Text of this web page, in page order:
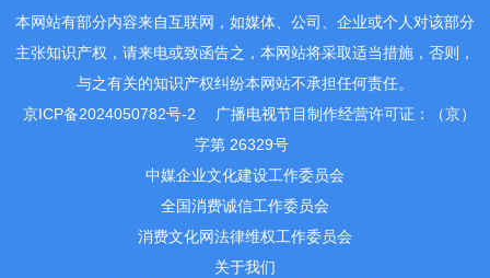
本网站有部分内容来自互联网，如媒体、公司、企业或个人对该部分
主张知识产权，请来电或致函告之，本网站将采取适当措施，否则，
与之有关的知识产权纠纷本网站不承担任何责任。
京ICP备2024050782号-2
广播电视节目制作经营许可证：（京）
字第 26329号
中媒企业文化建设工作委员会
全国消费诚信工作委员会
消费文化网法律维权工作委员会
关于我们